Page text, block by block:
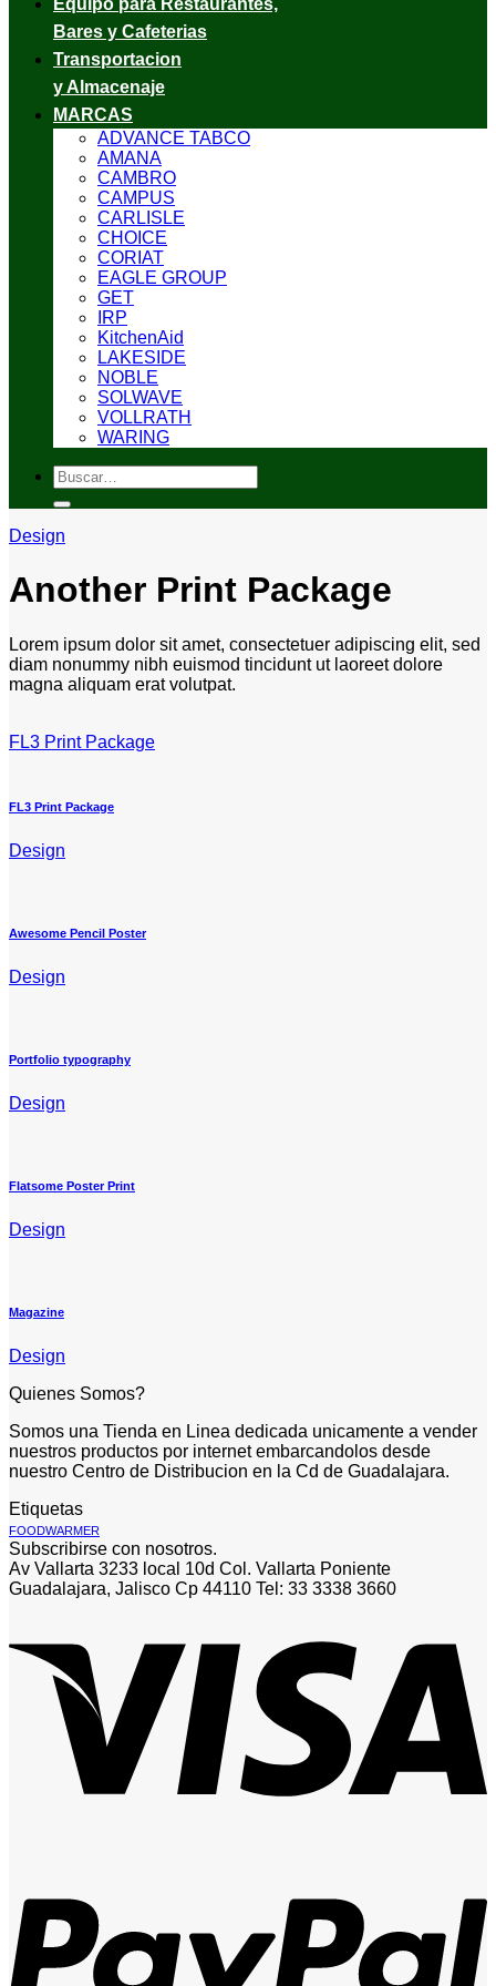
Equipo para Restaurantes,
Bares y Cafeterias
Transportacion
y Almacenaje
MARCAS
ADVANCE TABCO
AMANA
CAMBRO
CAMPUS
CARLISLE
CHOICE
CORIAT
EAGLE GROUP
GET
IRP
KitchenAid
LAKESIDE
NOBLE
SOLWAVE
VOLLRATH
WARING
Buscar
por:
Design
Another Print Package
Lorem ipsum dolor sit amet, consectetuer adipiscing elit, sed
diam nonummy nibh euismod tincidunt ut laoreet dolore
magna aliquam erat volutpat.
FL3 Print Package
FL3 Print Package
Design
Awesome Pencil Poster
Design
Portfolio typography
Design
Flatsome Poster Print
Design
Magazine
Design
Quienes Somos?
Somos una Tienda en Linea dedicada unicamente a vender
nuestros productos por internet embarcandolos desde
nuestro Centro de Distribucion en la Cd de Guadalajara.
Etiquetas
FOODWARMER
Subscribirse con nosotros.
Av Vallarta 3233 local 10d Col. Vallarta Poniente
Guadalajara, Jalisco Cp 44110 Tel: 33 3338 3660